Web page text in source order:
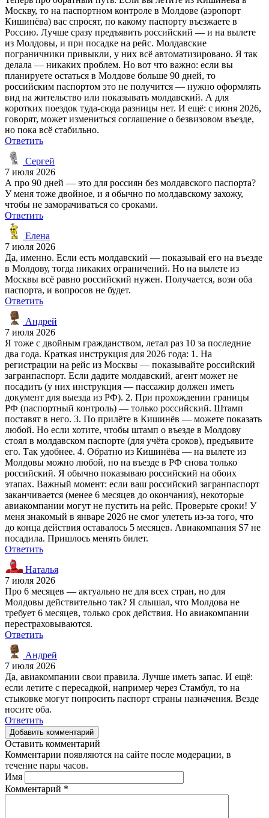
Москву, то на паспортном контроле в Молдове (аэропорт
Кишинёва) вас спросят, по какому паспорту въезжаете в
Россию. Лучше сразу предъявить российский — и на вылете
из Молдовы, и при посадке на рейс. Молдавские
пограничники привыкли, у них всё автоматизировано. Я так
делала — никаких проблем. Но вот что важно: если вы
планируете остаться в Молдове больше 90 дней, то
российским паспортом это не получится — нужно оформлять
вид на жительство или показывать молдавский. А для
коротких поездок туда-сюда разницы нет. И ещё: с июня 2026,
говорят, может измениться соглашение о безвизовом въезде,
но пока всё стабильно.
Ответить
Сергей
7 июля 2026
А про 90 дней — это для россиян без молдавского паспорта?
У меня тоже двойное, и я обычно по молдавскому захожу,
чтобы не заморачиваться со сроками.
Ответить
Елена
7 июля 2026
Да, именно. Если есть молдавский — показывай его на въезде
в Молдову, тогда никаких ограничений. Но на вылете из
Москвы всё равно российский нужен. Получается, вози оба
паспорта, и вопросов не будет.
Ответить
Андрей
7 июля 2026
Я тоже с двойным гражданством, летал раз 10 за последние
два года. Краткая инструкция для 2026 года: 1. На
регистрации на рейс из Москвы — показывайте российский
загранпаспорт. Если дадите молдавский, агент может не
посадить (у них инструкция — пассажир должен иметь
документ для выезда из РФ). 2. При прохождении границы
РФ (паспортный контроль) — только российский. Штамп
поставят в него. 3. По прилёте в Кишинёв — можете показать
любой. Но если хотите, чтобы штамп о въезде в Молдову
стоял в молдавском паспорте (для учёта сроков), предъявите
его. Так удобнее. 4. Обратно из Кишинёва — на вылете из
Молдовы можно любой, но на въезде в РФ снова только
российский. Я обычно показываю российский на обоих
этапах. Важный момент: если ваш российский загранпаспорт
заканчивается (менее 6 месяцев до окончания), некоторые
авиакомпании могут не пустить на рейс. Проверьте сроки! У
меня знакомый в январе 2026 не смог улететь из-за того, что
до конца действия оставалось 5 месяцев. Авиакомпания S7 не
посадила. Пришлось менять билет.
Ответить
Наталья
7 июля 2026
Про 6 месяцев — актуально не для всех стран, но для
Молдовы действительно так? Я слышал, что Молдова не
требует 6 месяцев, только срок действия. Но авиакомпании
перестраховываются.
Ответить
Андрей
7 июля 2026
Да, авиакомпании свои правила. Лучше иметь запас. И ещё:
если летите с пересадкой, например через Стамбул, то на
стыковке могут попросить паспорт страны назначения. Везде
носите оба.
Ответить
Добавить комментарий
Оставить комментарий
Комментарии появляются на сайте после модерации, в
течение пары часов.
Имя
Комментарий *